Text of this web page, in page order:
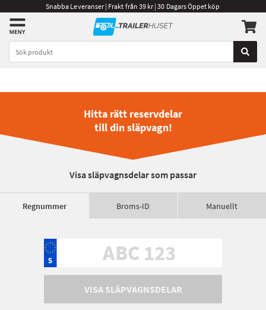
Snabba Leveranser | Frakt från 39 kr | 30 Dagars Öppet köp
Hitta rätt reservdelar
till din släpvagn!
Visa släpvagnsdelar som passar
Regnummer Broms-ID Manuellt
VISA SLÄPVAGNSDELAR